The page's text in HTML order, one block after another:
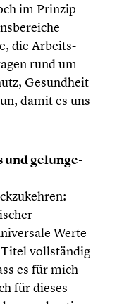
im Prinzip
die Arbeits­
rund um
Gesund­heit
damit es uns
und gelun­ge­
Werte
Titel vollstän­dig
es für mich
für dieses